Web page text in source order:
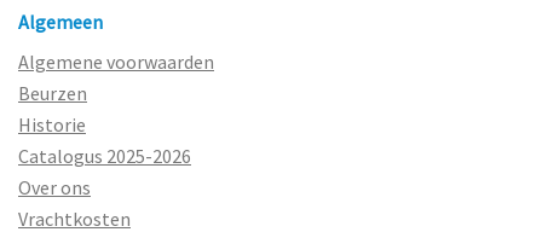
Algemeen
Algemene voorwaarden
Beurzen
Historie
Catalogus 2025-2026
Over ons
Vrachtkosten